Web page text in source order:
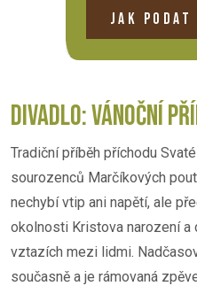
JAK PODAT
DIVADLO: VÁNOČNÍ
Tradiční příběh příchodu
sourozenců Marčíkových
nechybí vtip ani napětí, ale
okolnosti Kristova narození
vztazích mezi lidmi.
současně a je rámovaná